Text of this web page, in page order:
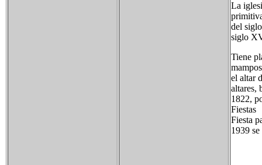
La
del
siglo
Tiene
el altar
altares,
1822,
Fiestas
Fiesta
1939